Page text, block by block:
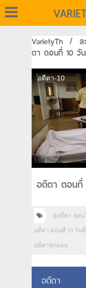
VarietyTh /
ตา ตอนที่ 10 วั
อตีตา ตอนที่
ดูอตีตา ออน
อตีตา ตอนที่ 10 วันที่
อตีตาทุกตอน
อตีตา